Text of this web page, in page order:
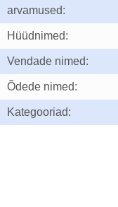
arvamused:
Hüüdnimed:
Vendade nimed:
Õdede nimed:
Kategooriad: